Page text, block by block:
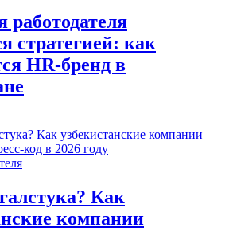
работодателя
стратегией: как
HR-бренд в
Как
компании